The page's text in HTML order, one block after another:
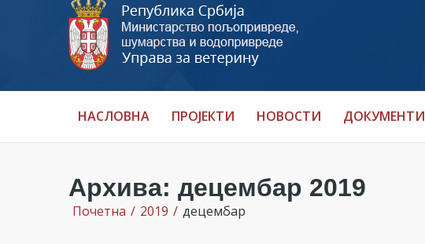
НАСЛОВНА ПРОЈЕКТИ НОВОСТИ ДОКУМЕНТИ
Архива: децембар 2019
Почетна / 2019 / децембар